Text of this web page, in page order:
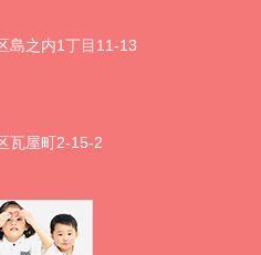
島之内1丁目11-13
瓦屋町2-15-2